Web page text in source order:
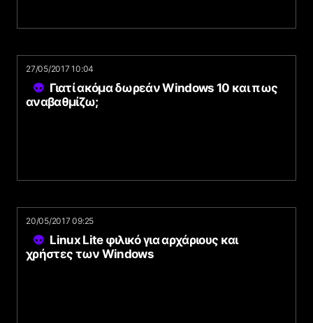
27/05/2017 10:04
Γιατί ακόμα δωρεάν Windows 10 και πως
αναβαθμίζω;
20/05/2017 09:25
Linux Lite φιλικό για αρχάριους και
χρήστες των Windows